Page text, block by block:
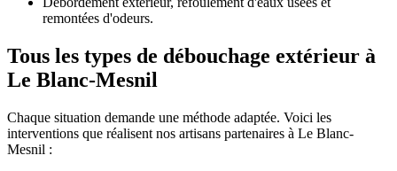
remontées d'odeurs.
Tous les types de débouchage extérieur à
Le Blanc-Mesnil
Chaque situation demande une méthode adaptée. Voici les
interventions que réalisent nos artisans partenaires à Le Blanc-
Mesnil :